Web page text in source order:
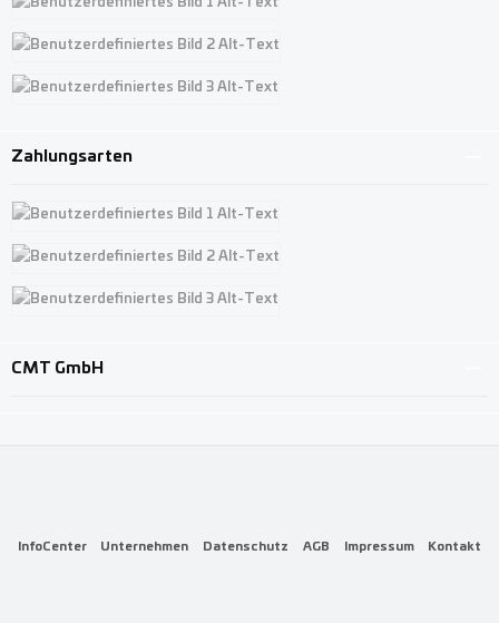
Benutzerdefiniertes Bild 1
Benutzerdefiniertes Bild 2
Zahlungsarten
Benutzerdefiniertes Bild 1
Benutzerdefiniertes Bild 2
CMT GmbH
InfoCenter Unternehmen Datenschutz AGB Impressum Kontakt